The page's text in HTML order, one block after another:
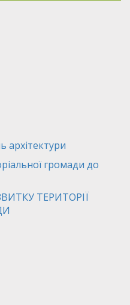
архітектури
громади до
ТЕРИТОРІЇ